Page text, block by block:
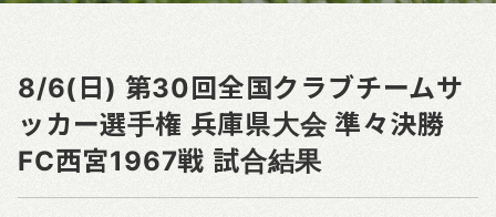
8/6(日) 第30回全国クラブチームサ
ッカー選手権 兵庫県大会 準々決勝
FC西宮1967戦 試合結果